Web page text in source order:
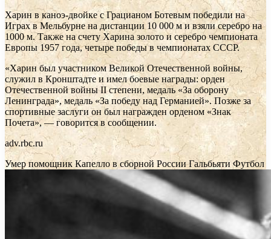
Харин в каноэ-двойке с Грацианом Ботевым победили на
Играх в Мельбурне на дистанции 10 000 м и взяли серебро на
1000 м. Также на счету Харина золото и серебро чемпионата
Европы 1957 года, четыре победы в чемпионатах СССР.
«Харин был участником Великой Отечественной войны,
служил в Кронштадте и имел боевые награды: орден
Отечественной войны II степени, медаль «За оборону
Ленинграда», медаль «За победу над Германией». Позже за
спортивные заслуги он был награжден орденом «Знак
Почета», — говорится в сообщении.
adv.rbc.ru
Умер помощник Капелло в сборной России ГальбьятиФутбол